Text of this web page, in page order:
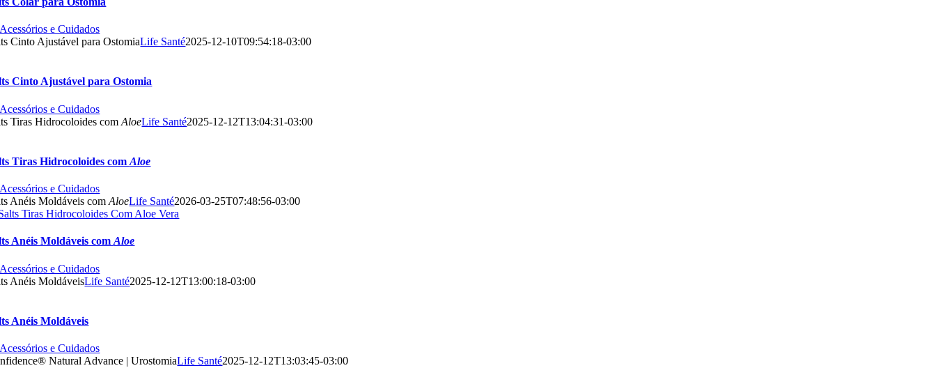
e Cuidados
Cinto Ajustável para OstomiaLife Santé2025-12-10T09:54:18-03:00
Cinto Ajustável para Ostomia
e Cuidados
Tiras Hidrocoloides comAloeLife Santé2025-12-12T13:04:31-03:00
Tiras Hidrocoloides comAloe
e Cuidados
Anéis Moldáveis comAloeLife Santé2026-03-25T07:48:56-03:00
Anéis Moldáveis comAloe
e Cuidados
Anéis MoldáveisLife Santé2025-12-12T13:00:18-03:00
Anéis Moldáveis
e Cuidados
Natural Advance | UrostomiaLife Santé2025-12-12T13:03:45-03:00